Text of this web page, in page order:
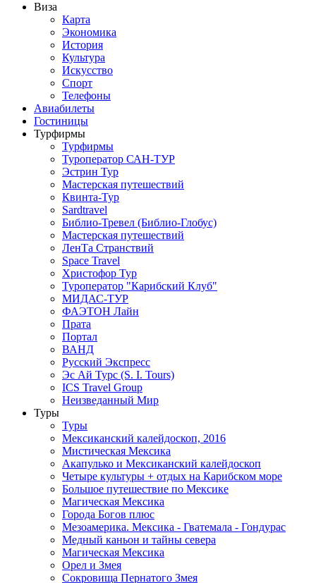
Виза
Карта
Экономика
История
Культура
Искусство
Спорт
Телефоны
Авиабилеты
Гостиницы
Турфирмы
Турфирмы
Туроператор САН-ТУР
Эстрин Тур
Мастерская путешествий
Квинта-Тур
Sardtravel
Библио-Тревел (Библио-Глобус)
Мастерская путешествий
ЛенТа Странствий
Space Travel
Христофор Тур
Туроператор "Карибский Клуб"
МИДАС-ТУР
ФАЭТОН Лайн
Прата
Портал
ВАНД
Русский Экспресс
Эс Ай Турс (S. I. Tours)
ICS Travel Group
Неизведанный Мир
Туры
Туры
Мексиканский калейдоскоп, 2016
Мистическая Мексика
Акапулько и Мексиканский калейдоскоп
Четыре культуры + отдых на Карибском море
Большое путешествие по Мексике
Магическая Мексика
Города Богов плюс
Мезоамерика. Мексика - Гватемала - Гондурас
Медный каньон и тайны севера
Магическая Мексика
Орел и Змея
Сокровища Пернатого Змея